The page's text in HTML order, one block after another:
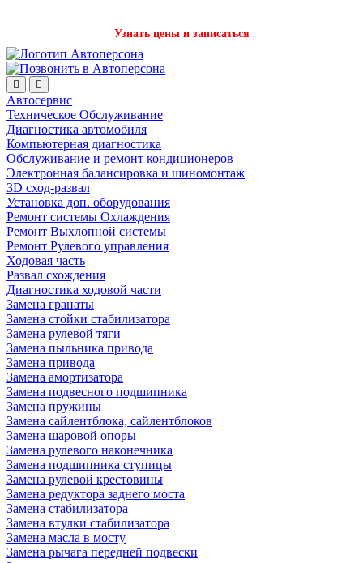
Узнать цены и записаться
Автосервис
Техническое Обслуживание
Диагностика автомобиля
Компьютерная диагностика
Обслуживание и ремонт кондиционеров
Электронная балансировка и шиномонтаж
3D сход-развал
Установка доп. оборудования
Ремонт системы Охлаждения
Ремонт Выхлопной системы
Ремонт Рулевого управления
Ходовая часть
Развал схождения
Диагностика ходовой части
Замена гранаты
Замена стойки стабилизатора
Замена рулевой тяги
Замена пыльника привода
Замена привода
Замена амортизатора
Замена подвесного подшипника
Замена пружины
Замена сайлентблока, сайлентблоков
Замена шаровой опоры
Замена рулевого наконечника
Замена подшипника ступицы
Замена рулевой крестовины
Замена редуктора заднего моста
Замена стабилизатора
Замена втулки стабилизатора
Замена масла в мосту
Замена рычага передней подвески